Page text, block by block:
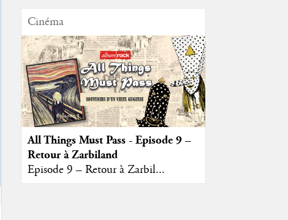
Cinéma
All Things Must Pass - Episode 9 –
Retour à Zarbiland
Episode 9 – Retour à Zarbil...